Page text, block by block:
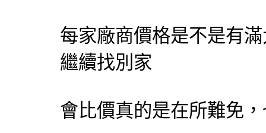
每家廠商價格是不是有
繼續找別家
會比價真的是在所難免